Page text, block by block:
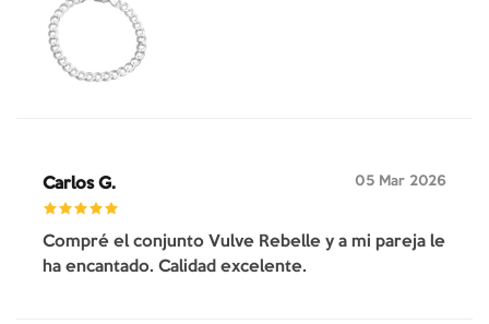
Carlos G. 05 Mar 2026
Compré el conjunto Vulve Rebelle y a mi pareja le
ha encantado. Calidad excelente.